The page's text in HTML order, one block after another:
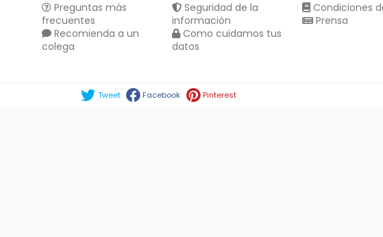
Preguntas más
frecuentes
Recomienda a un
colega
Seguridad de la
información
Como cuidamos tus
datos
Condiciones
Prensa
Tweet Facebook Pinterest